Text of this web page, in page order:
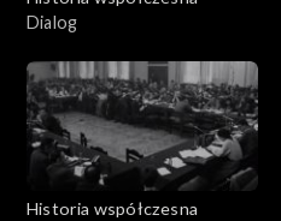
Dialog
Historia współczesna